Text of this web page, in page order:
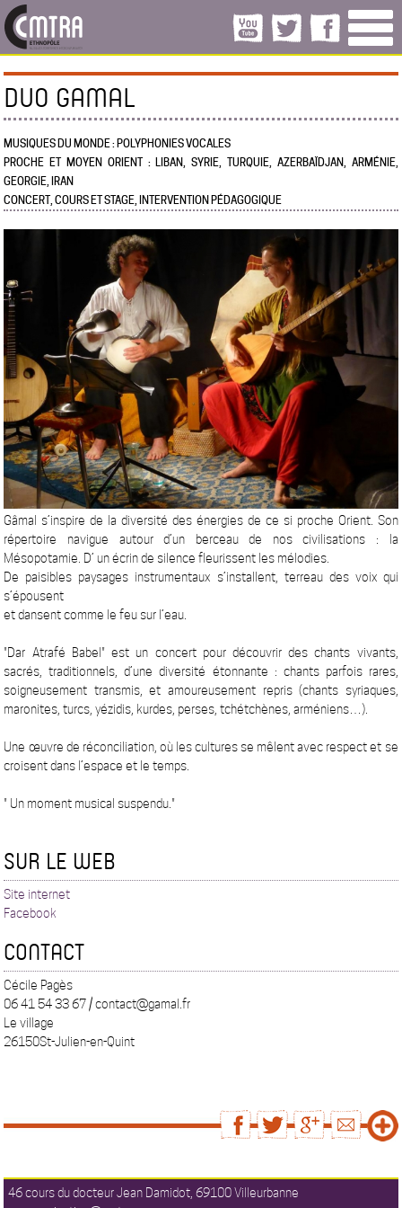
DUO GAMAL
MUSIQUES DU MONDE : POLYPHONIES VOCALES
PROCHE ET MOYEN ORIENT : LIBAN, SYRIE, TURQUIE, AZERBAÏDJAN, ARMÉNIE,
GEORGIE, IRAN
CONCERT, COURS ET STAGE, INTERVENTION PÉDAGOGIQUE
Gâmal s’inspire de la diversité des énergies de ce si proche Orient. Son
répertoire navigue autour d’un berceau de nos civilisations : la
Mésopotamie. D’ un écrin de silence fleurissent les mélodies.
De paisibles paysages instrumentaux s’installent, terreau des voix qui
s’épousent
et dansent comme le feu sur l’eau.
"Dar Atrafé Babel" est un concert pour découvrir des chants vivants,
sacrés, traditionnels, d’une diversité étonnante : chants parfois rares,
soigneusement transmis, et amoureusement repris (chants syriaques,
maronites, turcs, yézidis, kurdes, perses, tchétchènes, arméniens…).
Une œuvre de réconciliation, où les cultures se mêlent avec respect et se
croisent dans l’espace et le temps.
" Un moment musical suspendu."
SUR LE WEB
Site internet
Facebook
CONTACT
Cécile Pagès
06 41 54 33 67 / contact@gamal.fr
Le village
26150St-Julien-en-Quint
46 cours du docteur Jean Damidot, 69100 Villeurbanne